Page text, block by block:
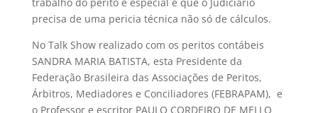
precisa de uma pericia técnica não só de cálculos.
No Talk Show realizado com os peritos contábeis
SANDRA MARIA BATISTA, esta Presidente da
Federação Brasileira das Associações de Peritos,
Árbitros, Mediadores e Conciliadores (FEBRAPAM), e
o Professor e escritor PAULO CORDEIRO DE MELLO